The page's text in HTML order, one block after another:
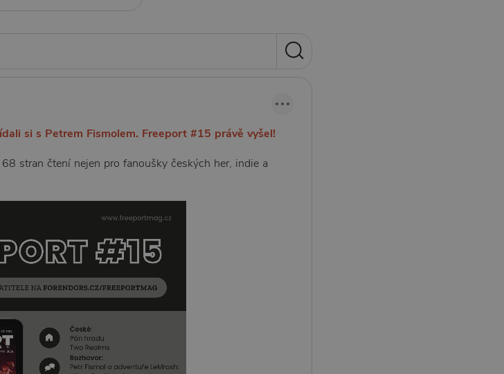
si s Petrem Fismolem. Freeport #15 právě vyšel!
stran čtení nejen pro fanoušky českých her, indie a